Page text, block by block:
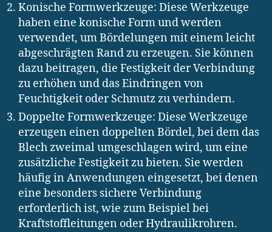
Konische Formwerkzeuge: Diese Werkzeuge
haben eine konische Form und werden
verwendet, um Bördelungen mit einem leicht
abgeschrägten Rand zu erzeugen. Sie können
dazu beitragen, die Festigkeit der Verbindung
zu erhöhen und das Eindringen von
Feuchtigkeit oder Schmutz zu verhindern.
Doppelte Formwerkzeuge: Diese Werkzeuge
erzeugen einen doppelten Bördel, bei dem das
Blech zweimal umgeschlagen wird, um eine
zusätzliche Festigkeit zu bieten. Sie werden
häufig in Anwendungen eingesetzt, bei denen
eine besonders sichere Verbindung
erforderlich ist, wie zum Beispiel bei
Kraftstoffleitungen oder Hydraulikrohren.